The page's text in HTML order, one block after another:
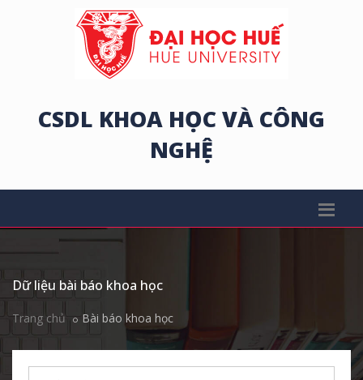
CSDL KHOA HỌC VÀ CÔNG
NGHỆ
Dữ liệu bài báo khoa học
Trang chủ Bài báo khoa học